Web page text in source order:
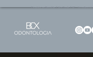
Dentista no Brooklin | São Paulo | SP